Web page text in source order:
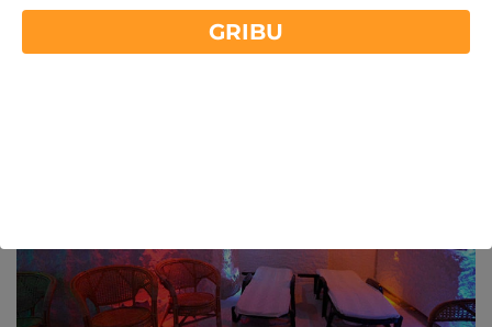
Viesnīca "Pegasa Pils SPA Hotel" atrodas Jūrmalā.
Piedāvā greznu atpūtu pie jūras, gardas maltītes,
GRIBU